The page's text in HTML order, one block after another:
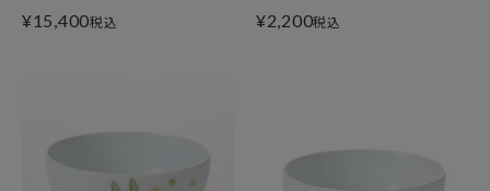
¥15,400税込 ¥2,200税込